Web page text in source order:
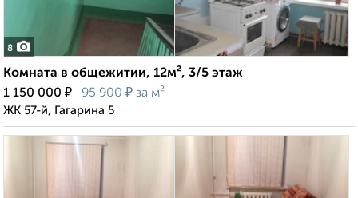
8
Комната в общежитии, 12м², 3/5 этаж
1 150 000 ₽ 95 900 ₽ за м²
ЖК 57-й, Гагарина 5